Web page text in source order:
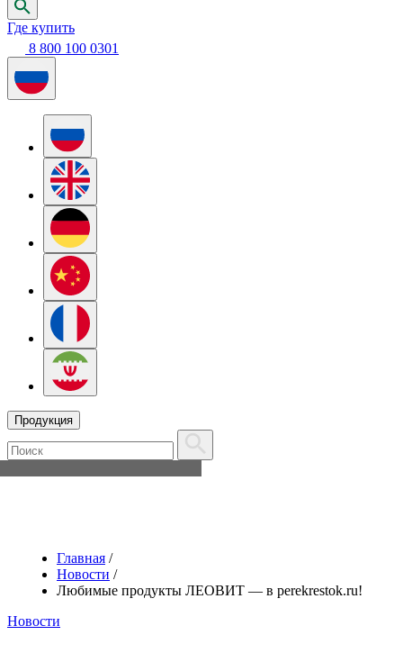
Где купить
8 800 100 0301
Продукция
Главная /
Новости /
Любимые продукты ЛЕОВИТ — в perekrestok.ru!
Новости